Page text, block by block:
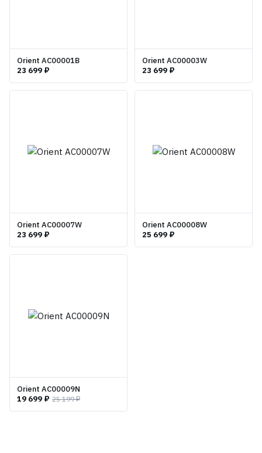
Orient AC00001B
23 699 ₽
Orient AC00003W
23 699 ₽
Orient AC00007W
23 699 ₽
Orient AC00008W
25 699 ₽
Orient AC00009N
19 699 ₽ 25 199 ₽